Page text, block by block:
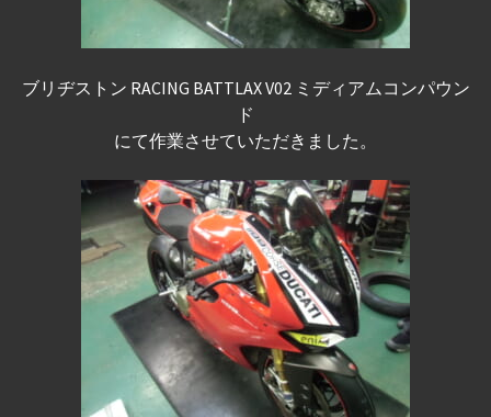
ブリヂストン RACING BATTLAX V02 ミディアムコンパウン
ド
にて作業させていただきました。